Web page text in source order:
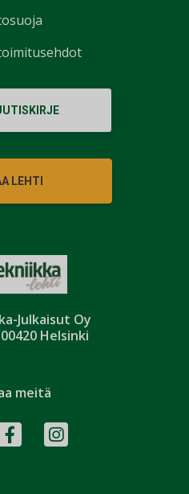
Julkaisut Oy
Helsinki
LEHTI
meitä